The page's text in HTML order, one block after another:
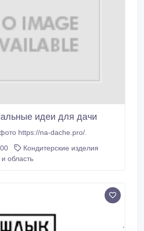
идеи для дачи
https://na-dache.pro/.
Кондитерские изделия
область